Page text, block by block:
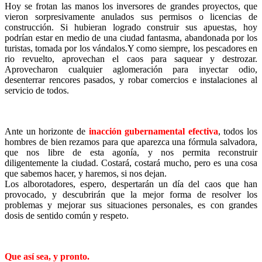
Hoy se frotan las manos los inversores de grandes proyectos, que
vieron sorpresivamente anulados sus permisos o licencias de
construcción. Si hubieran logrado construir sus apuestas, hoy
podrían estar en medio de una ciudad fantasma, abandonada por los
turistas, tomada por los vándalos.Y como siempre, los pescadores en
rio revuelto, aprovechan el caos para saquear y destrozar.
Aprovecharon cualquier aglomeración para inyectar odio,
desenterrar rencores pasados, y robar comercios e instalaciones al
servicio de todos.
Ante un horizonte de inacción gubernamental efectiva, todos los
hombres de bien rezamos para que aparezca una fórmula salvadora,
que nos libre de esta agonía, y nos permita reconstruir
diligentemente la ciudad. Costará, costará mucho, pero es una cosa
que sabemos hacer, y haremos, si nos dejan.
Los alborotadores, espero, despertarán un día del caos que han
provocado, y descubrirán que la mejor forma de resolver los
problemas y mejorar sus situaciones personales, es con grandes
dosis de sentido común y respeto.
Que así sea, y pronto.